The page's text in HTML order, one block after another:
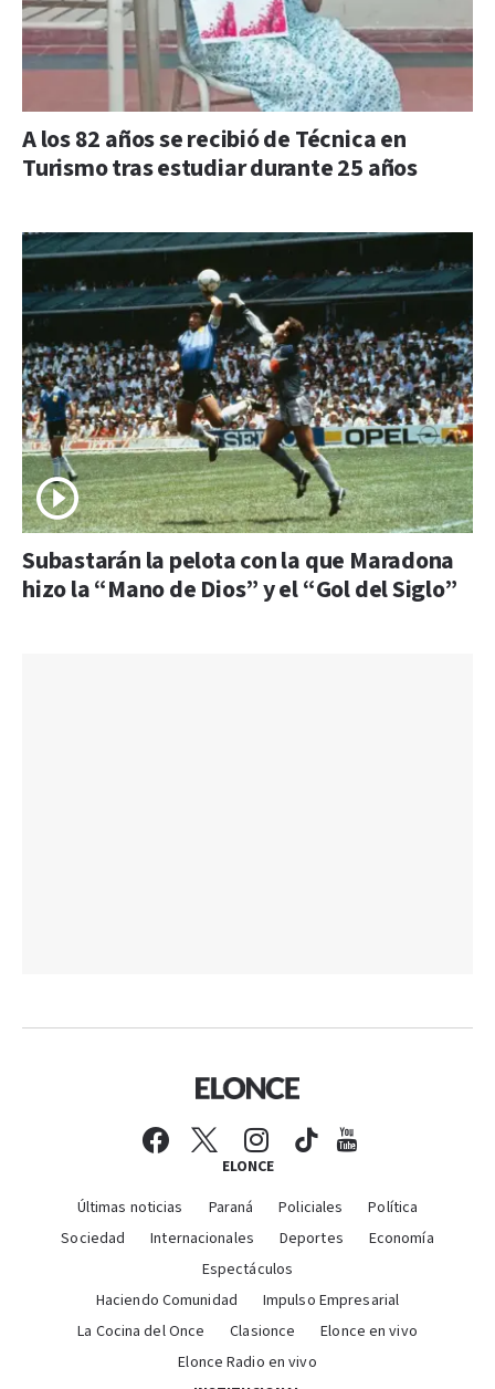
A los 82 años se recibió de Técnica en
Turismo tras estudiar durante 25 años
Subastarán la pelota con la que Maradona
hizo la “Mano de Dios” y el “Gol del Siglo”
ELONCE
Últimas noticias Paraná Policiales
Política
Sociedad
Internacionales Deportes
Economía
Espectáculos
Haciendo Comunidad
Impulso Empresarial
La Cocina del Once
Clasionce
Elonce en vivo
Elonce Radio en vivo